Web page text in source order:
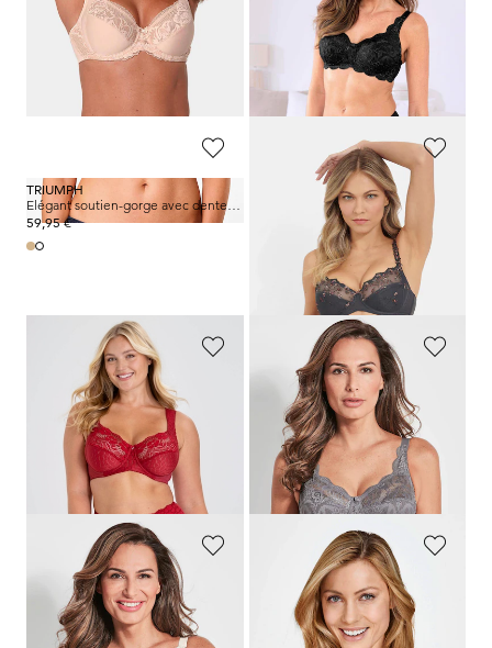
49,49 €54,99 €
Meilleur prix sur 30 jours** : 54,99 €
39,95 €
Meilleur prix sur 30 jours** : 31,96 €
(-25%)
TRIUMPH
Elégant soutien-gorge avec dentelle et armatures
59,95 €
119,95 €
Meilleur prix sur 30 jours** : 83,97 €
MISS MARY
59,99 €
23,97 €39,95 €
Meilleur prix sur 30 jours** : 31,96 €
(-25%)
18,97 €37,95 €
MISS MARY
59,99 €